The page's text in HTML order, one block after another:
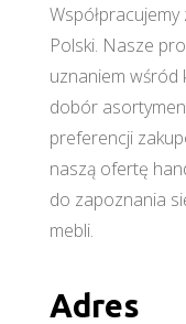
Polski. Nasze
uznaniem wśród
dobór
preferencji
naszą ofertę
do zapoznania
mebli.
Adres